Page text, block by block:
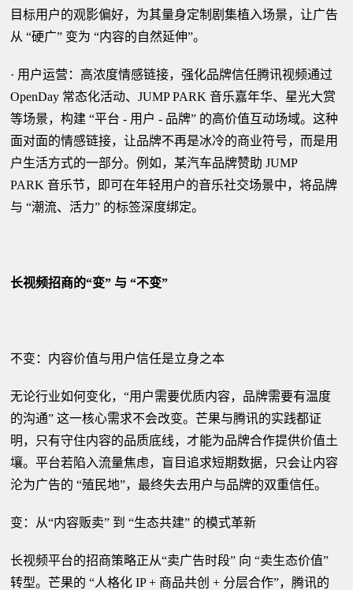
目标用户的观影偏好，为其量身定制剧集植入场景，让广告
从 “硬广” 变为 “内容的自然延伸”。
· 用户运营：高浓度情感链接，强化品牌信任腾讯视频通过
OpenDay 常态化活动、JUMP PARK 音乐嘉年华、星光大赏
等场景，构建 “平台 - 用户 - 品牌” 的高价值互动场域。这种
面对面的情感链接，让品牌不再是冰冷的商业符号，而是用
户生活方式的一部分。例如，某汽车品牌赞助 JUMP
PARK 音乐节，即可在年轻用户的音乐社交场景中，将品牌
与 “潮流、活力” 的标签深度绑定。
长视频招商的“变” 与 “不变”
不变：内容价值与用户信任是立身之本
无论行业如何变化，“用户需要优质内容，品牌需要有温度
的沟通” 这一核心需求不会改变。芒果与腾讯的实践都证
明，只有守住内容的品质底线，才能为品牌合作提供价值土
壤。平台若陷入流量焦虑，盲目追求短期数据，只会让内容
沦为广告的 “殖民地”，最终失去用户与品牌的双重信任。
变：从“内容贩卖” 到 “生态共建” 的模式革新
长视频平台的招商策略正从“卖广告时段” 向 “卖生态价值”
转型。芒果的 “人格化 IP + 商品共创 + 分层合作”，腾讯的